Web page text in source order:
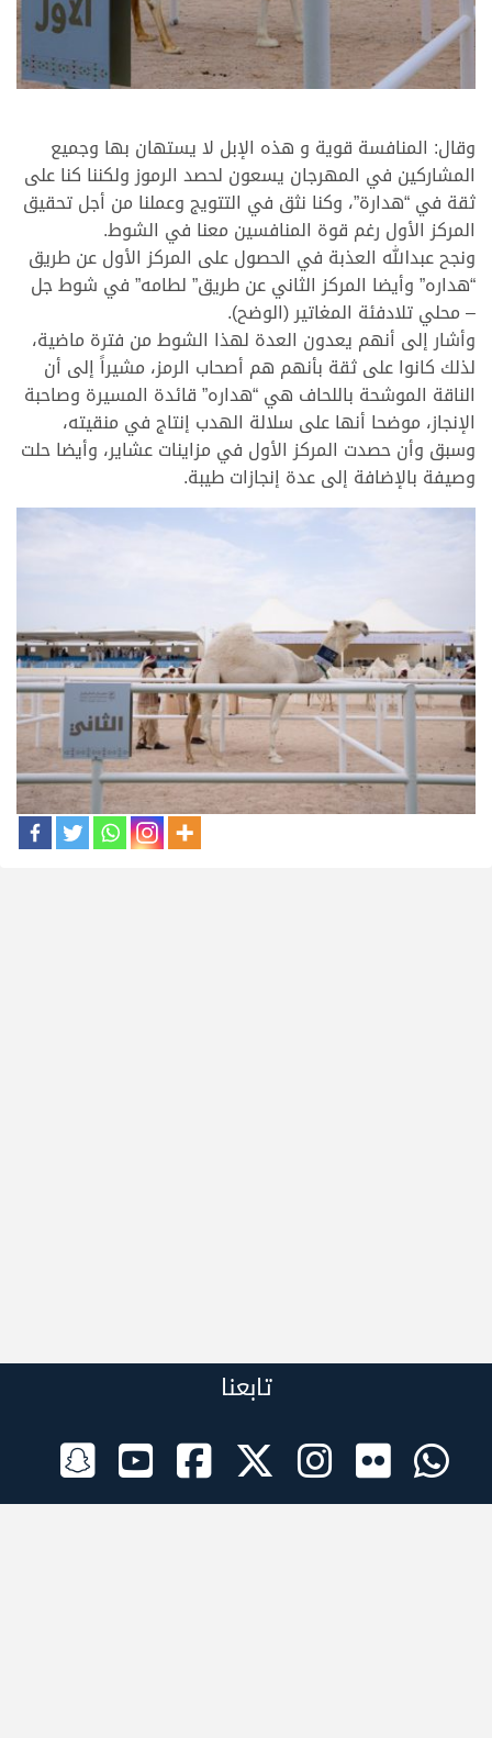
وقال: المنافسة قوية و هذه الإبل لا يستهان بها وجميع
المشاركين في المهرجان يسعون لحصد الرموز ولكننا كنا على
ثقة في “هدارة”، وكنا نثق في التتويج وعملنا من أجل تحقيق
المركز الأول رغم قوة المنافسين معنا في الشوط.
ونجح عبدالله العذبة في الحصول على المركز الأول عن طريق
“هداره” وأيضا المركز الثاني عن طريق” لطامه” في شوط جل
– محلي تلادفئة المغاتير (الوضح).
وأشار إلى أنهم يعدون العدة لهذا الشوط من فترة ماضية،
لذلك كانوا على ثقة بأنهم هم أصحاب الرمز، مشيراً إلى أن
الناقة الموشحة باللحاف هي “هداره” قائدة المسيرة وصاحبة
الإنجاز، موضحا أنها على سلالة الهدب إنتاج في منقيته،
وسبق وأن حصدت المركز الأول في مزاينات عشاير، وأيضا حلت
وصيفة بالإضافة إلى عدة إنجازات طيبة.
تابعنا